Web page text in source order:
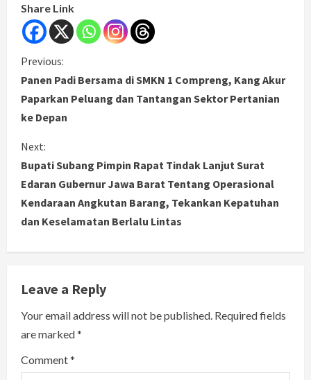
Share Link
C
o
n
t
i
n
R
e
a
Previous:
Panen Padi Bersama di SMKN 1 Compreng, Kang Akur
Paparkan Peluang dan Tantangan Sektor Pertanian
ke Depan
Next:
Bupati Subang Pimpin Rapat Tindak Lanjut Surat
Edaran Gubernur Jawa Barat Tentang Operasional
Kendaraan Angkutan Barang, Tekankan Kepatuhan
dan Keselamatan Berlalu Lintas
Leave a Reply
Your email address will not be published. Required fields
are marked*
Comment*